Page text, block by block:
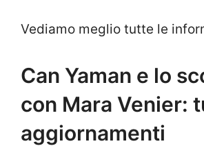
Vediamo meglio tutte le
Can Yaman e lo
con Mara Venier:
aggiornamenti